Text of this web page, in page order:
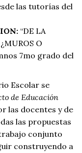
las tutorías del
“DE LA
O
7mo grado del
Escolar se
de Educación
las docentes y de
las propuestas
conjunto
construyendo a